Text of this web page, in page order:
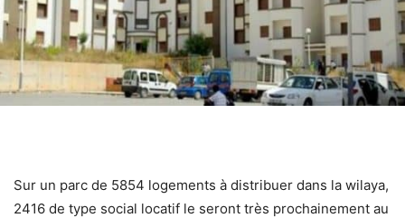
Sur un parc de 5854 logements à distribuer dans la wilaya,
2416 de type social locatif le seront très prochainement au